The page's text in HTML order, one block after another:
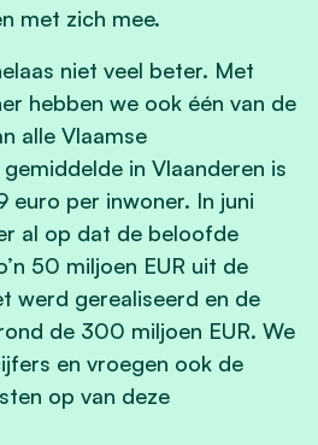
met zich mee.
niet veel beter. Met
hebben we ook één van de
alle Vlaamse
in Vlaanderen is
euro per inwoner. In juni
al op dat de beloofde
50 miljoen EUR uit de
werd gerealiseerd en de
de 300 miljoen EUR. We
en vroegen ook de
op van deze